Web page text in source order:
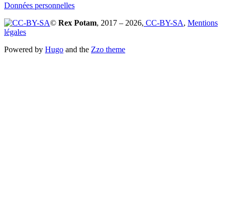
Données personnelles
© Rex Potam, 2017 – 2026, CC-BY-SA, Mentions
légales
Powered by Hugo and the Zzo theme